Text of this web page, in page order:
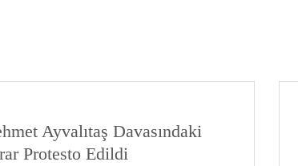
Ayvalıtaş Davasındaki
Protesto Edildi